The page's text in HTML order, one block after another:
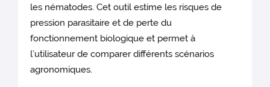
les nématodes. Cet outil estime les risques de
pression parasitaire et de perte du
fonctionnement biologique et permet à
l’utilisateur de comparer différents scénarios
agronomiques.